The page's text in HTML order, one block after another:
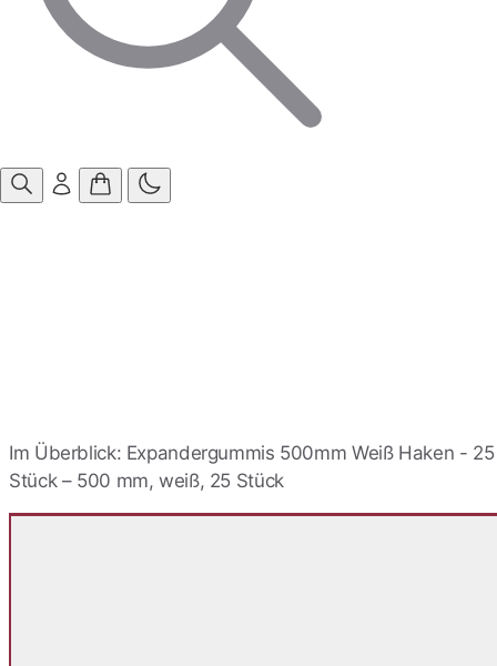
Anmelden
Im Überblick: Expandergummis 500mm Weiß Haken - 25
Stück – 500 mm, weiß, 25 Stück